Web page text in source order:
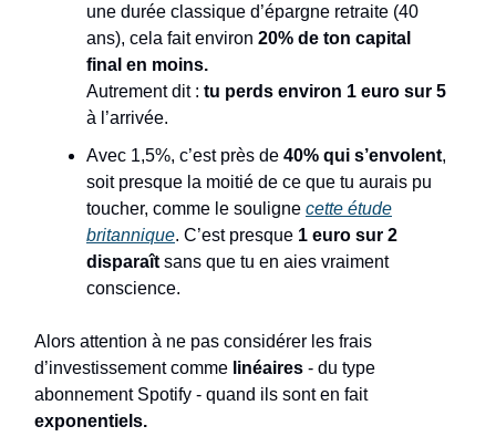
une durée classique d’épargne retraite (40
ans), cela fait environ 20% de ton capital
final en moins.
Autrement dit : tu perds environ 1 euro sur 5
à l’arrivée.
Avec 1,5%, c’est près de 40% qui s’envolent,
soit presque la moitié de ce que tu aurais pu
toucher, comme le souligne cette étude
britannique. C’est presque 1 euro sur 2
disparaîtsans que tu en aies vraiment
conscience.
Alors attention à ne pas considérer les frais
d’investissement comme linéaires - du type
abonnement Spotify - quand ils sont en fait
exponentiels.